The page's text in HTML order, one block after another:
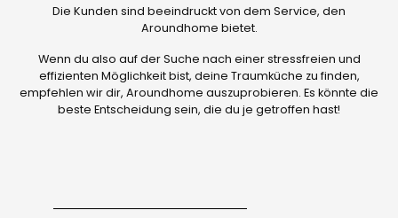
Die Kunden sind beeindruckt von dem Service, den
Aroundhome bietet.
Wenn du also auf der Suche nach einer stressfreien und
effizienten Möglichkeit bist, deine Traumküche zu finden,
empfehlen wir dir, Aroundhome auszuprobieren. Es könnte die
beste Entscheidung sein, die du je getroffen hast!